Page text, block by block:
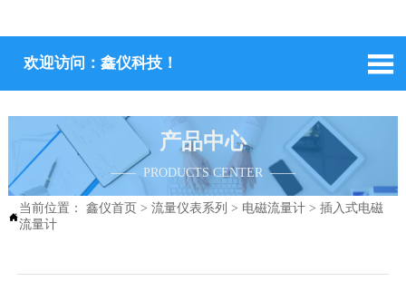
欢迎访问：鑫仪科技！ 
产品中心
—— PRODUCTS CENTER ——

当前位置： 鑫仪首页 > 流量仪表系列 > 电磁流量计> 插入式电磁
流量计